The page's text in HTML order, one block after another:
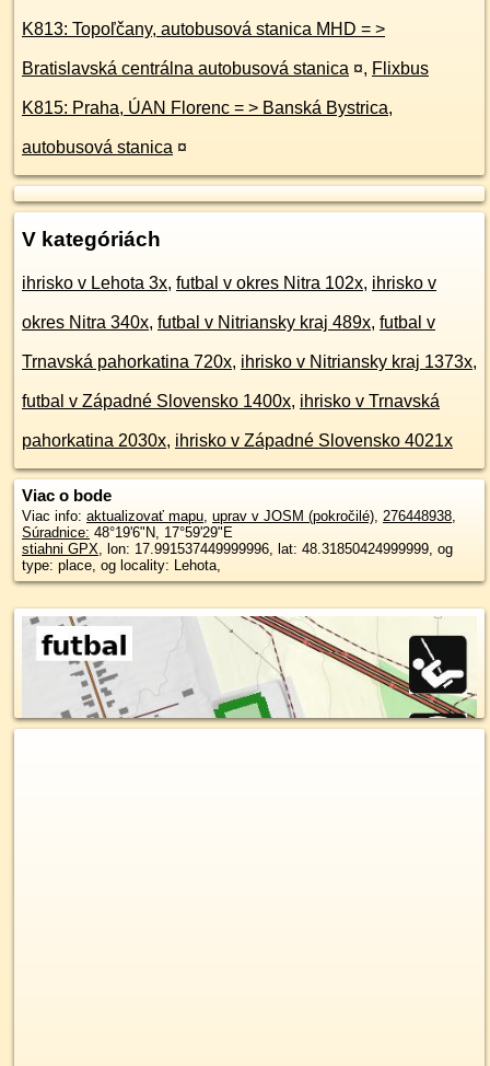
K813: Topoľčany, autobusová stanica MHD = >
Bratislavská centrálna autobusová stanica ¤, Flixbus
K815: Praha, ÚAN Florenc = > Banská Bystrica,
autobusová stanica ¤
V kategóriách
ihrisko v Lehota 3x, futbal v okres Nitra 102x, ihrisko v
okres Nitra 340x, futbal v Nitriansky kraj 489x, futbal v
Trnavská pahorkatina 720x, ihrisko v Nitriansky kraj 1373x,
futbal v Západné Slovensko 1400x, ihrisko v Trnavská
pahorkatina 2030x, ihrisko v Západné Slovensko 4021x
Viac o bode
Viac info: aktualizovať mapu, uprav v JOSM (pokročilé), 276448938,
Súradnice: 48°19'6"N, 17°59'29"E
stiahni GPX, lon: 17.991537449999996, lat: 48.31850424999999, og
type: place, og locality: Lehota,